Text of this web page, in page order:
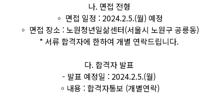
나. 면접 전형
◦ 면접 일정 : 2024.2.5.(월) 예정
◦ 면접 장소 : 노원청년일삶센터(서울시 노원구 공릉동)
* 서류 합격자에 한하여 개별 연락드립니다.
다. 합격자 발표
- 발표 예정일 : 2024.2.5.(월)
◦내용 : 합격자통보 (개별연락)